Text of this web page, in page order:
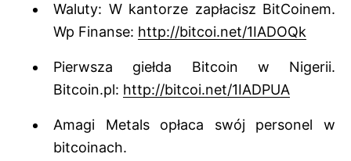
Waluty: W kantorze zapłacisz BitCoinem.
Wp Finanse: http://bitcoi.net/1IADOQk
Pierwsza giełda Bitcoin w Nigerii.
Bitcoin.pl: http://bitcoi.net/1IADPUA
Amagi Metals opłaca swój personel w
bitcoinach.